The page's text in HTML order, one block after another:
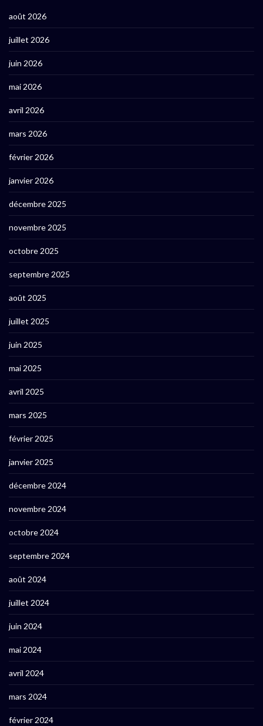
août 2026
juillet 2026
juin 2026
mai 2026
avril 2026
mars 2026
février 2026
janvier 2026
décembre 2025
novembre 2025
octobre 2025
septembre 2025
août 2025
juillet 2025
juin 2025
mai 2025
avril 2025
mars 2025
février 2025
janvier 2025
décembre 2024
novembre 2024
octobre 2024
septembre 2024
août 2024
juillet 2024
juin 2024
mai 2024
avril 2024
mars 2024
février 2024